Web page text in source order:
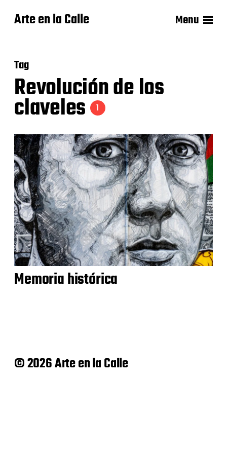
Arte en la Calle Menu
Tag
Revolución de los
claveles 1
Memoria histórica
© 2026 Arte en la Calle